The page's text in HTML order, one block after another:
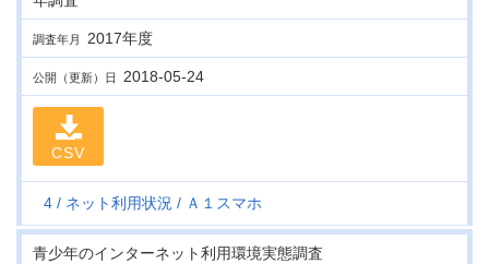
調査年月 2017年度
公開（更新）日 2018-05-24
CSV
4 ネット利用状況 Ａ１スマホ
青少年のインターネット利用環境実態調査